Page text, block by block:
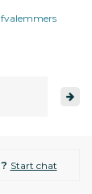
Start chat